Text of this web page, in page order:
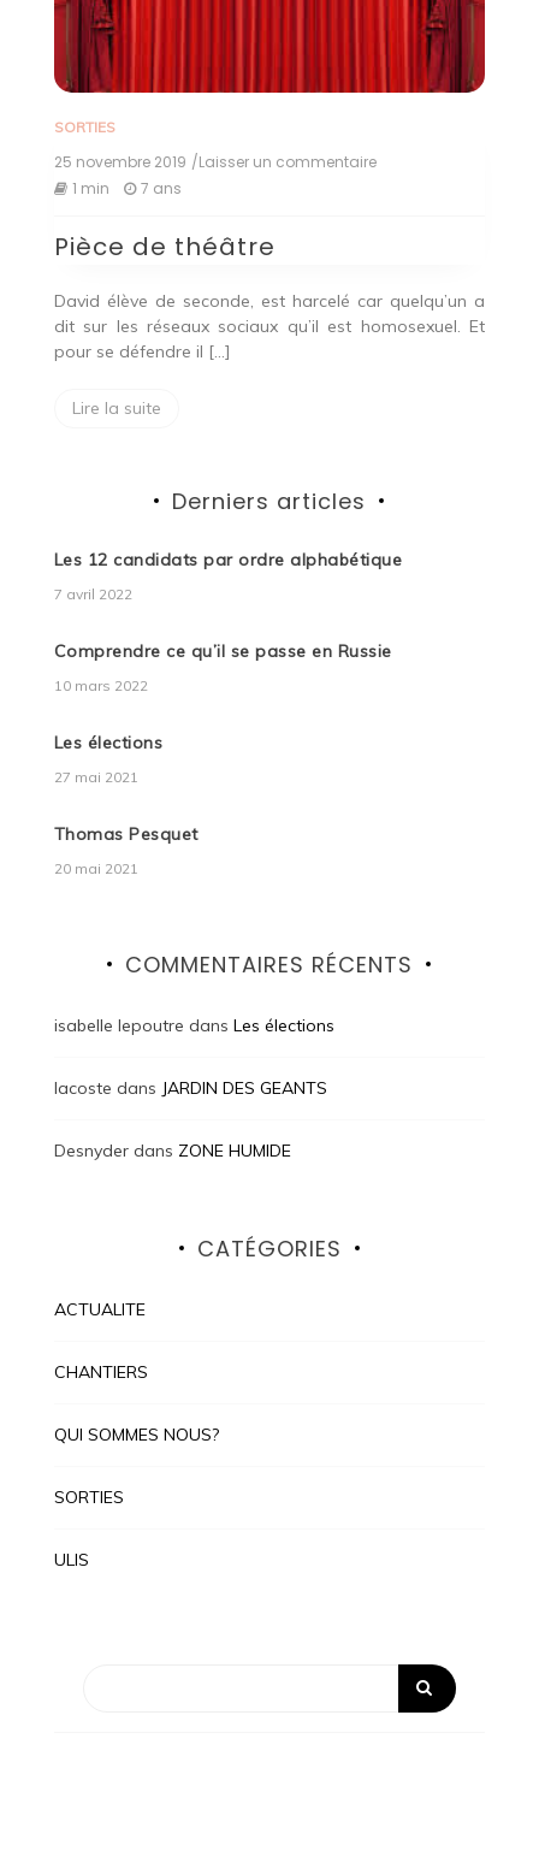
SORTIES
25 novembre 2019 /Laisser un commentaireon
1 min 7 ans
Pièce de théâtre
David élève de seconde, est harcelé car quelqu’un a
dit sur les réseaux sociaux qu’il est homosexuel. Et
pour se défendre il […]
Lire la suite
Derniers articles
Les 12 candidats par ordre alphabétique
7 avril 2022
Comprendre ce qu’il se passe en Russie
10 mars 2022
Les élections
27 mai 2021
Thomas Pesquet
20 mai 2021
COMMENTAIRES RÉCENTS
isabelle lepoutre dans Les élections
lacoste dans JARDIN DES GEANTS
Desnyderdans ZONE HUMIDE
CATÉGORIES
ACTUALITE
CHANTIERS
QUI SOMMES NOUS?
SORTIES
ULIS